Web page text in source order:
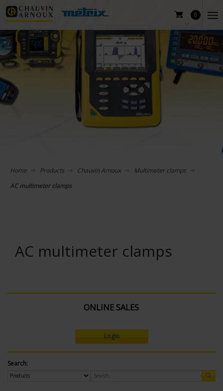
0
Home Products Chauvin Arnoux
Multimeter clamps
AC multimeter clamps
AC multimeter clamps
ONLINE SALES
Login
Search: